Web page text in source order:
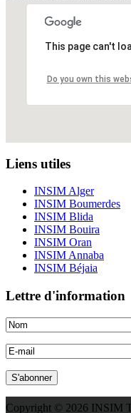
This page can't
Do you own this
Liens utiles
INSIM Alger
INSIM Boumerdes
INSIM Blida
INSIM Bouira
INSIM Oran
INSIM Annaba
INSIM Béjaia
Lettre d'information
Copyright © 2026 INSIM